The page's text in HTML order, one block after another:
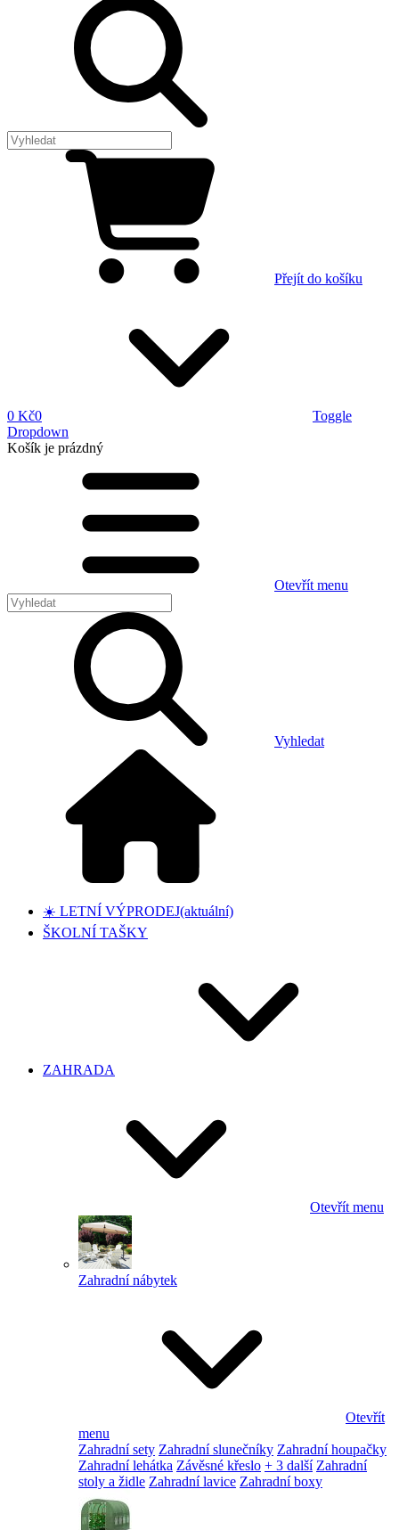
Přejít do košíku
0 Kč0
Toggle
Dropdown
Košík je prázdný
Otevřít menu
Vyhledat
☀️ LETNÍ VÝPRODEJ(aktuální)
ŠKOLNÍ TAŠKY
ZAHRADA
Otevřít menu
Zahradní nábytek
Otevřít
menu
Zahradní sety Zahradní slunečníky Zahradní houpačky
Zahradní lehátka Závěsné křeslo + 3 další Zahradní
stoly a židle Zahradní lavice Zahradní boxy